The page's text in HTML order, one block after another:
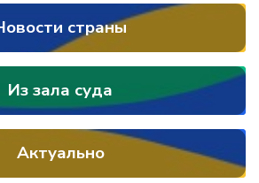
страны
Из зала суда
Актуально